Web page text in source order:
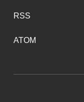
RSS
ATOM